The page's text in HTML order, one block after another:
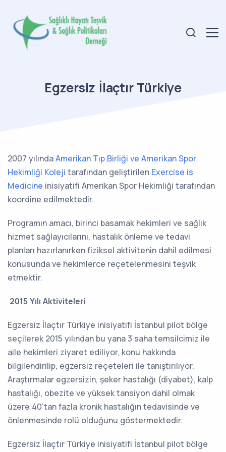
​Egzersiz İlaçtır Türkiye
2007 yılındaAmerikan Tıp Birliği ve Amerikan Spor
Hekimliği Koleji tarafından geliştirilen Exercise is
Medicine inisiyatifi Amerikan Spor Hekimliği tarafından
koordine edilmektedir.
Programın amacı, birinci basamak hekimleri ve sağlık
hizmet sağlayıcılarını, hastalık önleme ve tedavi
planları hazırlanırken fiziksel aktivitenin dahil edilmesi
konusunda ve hekimlerce reçetelenmesini teşvik
etmektir.
2015 Yılı Aktiviteleri
Egzersiz İlaçtır Türkiye inisiyatifi İstanbul pilot bölge
seçilerek 2015 yılından bu yana 3 saha temsilcimiz ile
aile hekimleri ziyaret ediliyor, konu hakkında
bilgilendirilip, egzersiz reçeteleri ile tanıştırılıyor.
Araştırmalar egzersizin, şeker hastalığı (diyabet), kalp
hastalığı, obezite ve yüksek tansiyon dahil olmak
üzere 40’tan fazla kronik hastalığın tedavisinde ve
önlenmesinde rolü olduğunu göstermektedir.
Egzersiz İlaçtır Türkiye inisiyatifi İstanbul pilot bölge